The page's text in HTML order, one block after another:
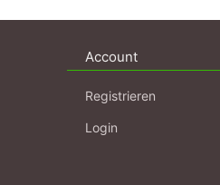
Account
Registrieren
Login